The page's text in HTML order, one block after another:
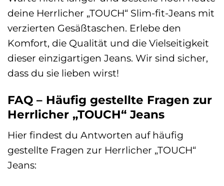
deine Herrlicher „TOUCH“ Slim-fit-Jeans mit
verzierten Gesäßtaschen. Erlebe den
Komfort, die Qualität und die Vielseitigkeit
dieser einzigartigen Jeans. Wir sind sicher,
dass du sie lieben wirst!
FAQ – Häufig gestellte Fragen zur
Herrlicher „TOUCH“ Jeans
Hier findest du Antworten auf häufig
gestellte Fragen zur Herrlicher „TOUCH“
Jeans: